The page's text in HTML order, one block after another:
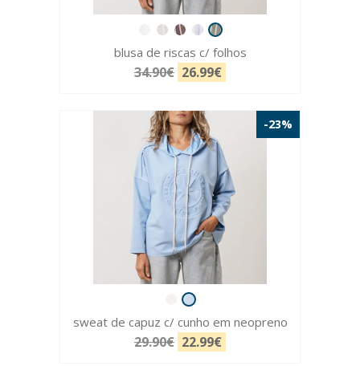
blusa de riscas c/ folhos
34.90€ 26.99€
-23%
sweat de capuz c/ cunho em neopreno
29.90€ 22.99€